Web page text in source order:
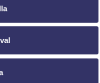
Gleerups så kan du
och arkitektur.